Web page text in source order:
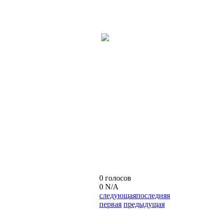
0 голосов
0 N/A
следующаяпоследняя
первая предыдущая